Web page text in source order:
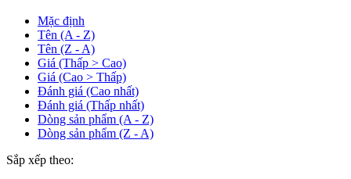
Mặc định
Tên (A - Z)
Tên (Z - A)
Giá (Thấp > Cao)
Giá (Cao > Thấp)
Đánh giá (Cao nhất)
Đánh giá (Thấp nhất)
Dòng sản phẩm (A - Z)
Dòng sản phẩm (Z - A)
Sắp xếp theo: